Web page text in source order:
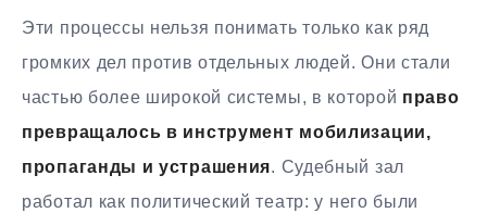
Эти процессы нельзя понимать только как ряд
громких дел против отдельных людей. Они стали
частью более широкой системы, в которой право
превращалось в инструмент мобилизации,
пропаганды и устрашения. Судебный зал
работал как политический театр: у него были